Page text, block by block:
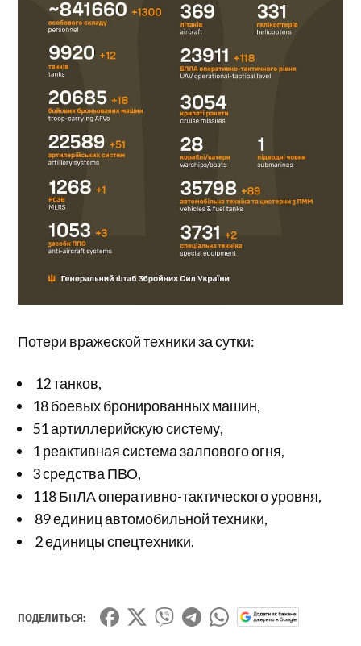
Потери вражеской техники за сутки:
12 танков,
18 боевых бронированных машин,
51 артиллерийскую систему,
1 реактивная система залпового огня,
3 средства ПВО,
118 БпЛА оперативно-тактического уровня,
89 единиц автомобильной техники,
2 единицы спецтехники.
ПОДЕЛИТЬСЯ: